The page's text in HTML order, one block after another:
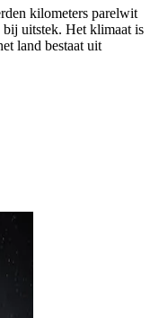
kilometers parelwit
bij uitstek. Het klimaat is
land bestaat uit